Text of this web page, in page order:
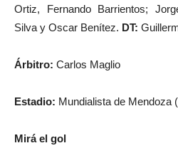
Ortiz, Fernando Barrientos;
Silva y Oscar Benítez. DT:
Árbitro: Carlos Maglio
Estadio: Mundialista de Mendoza
Mirá el gol